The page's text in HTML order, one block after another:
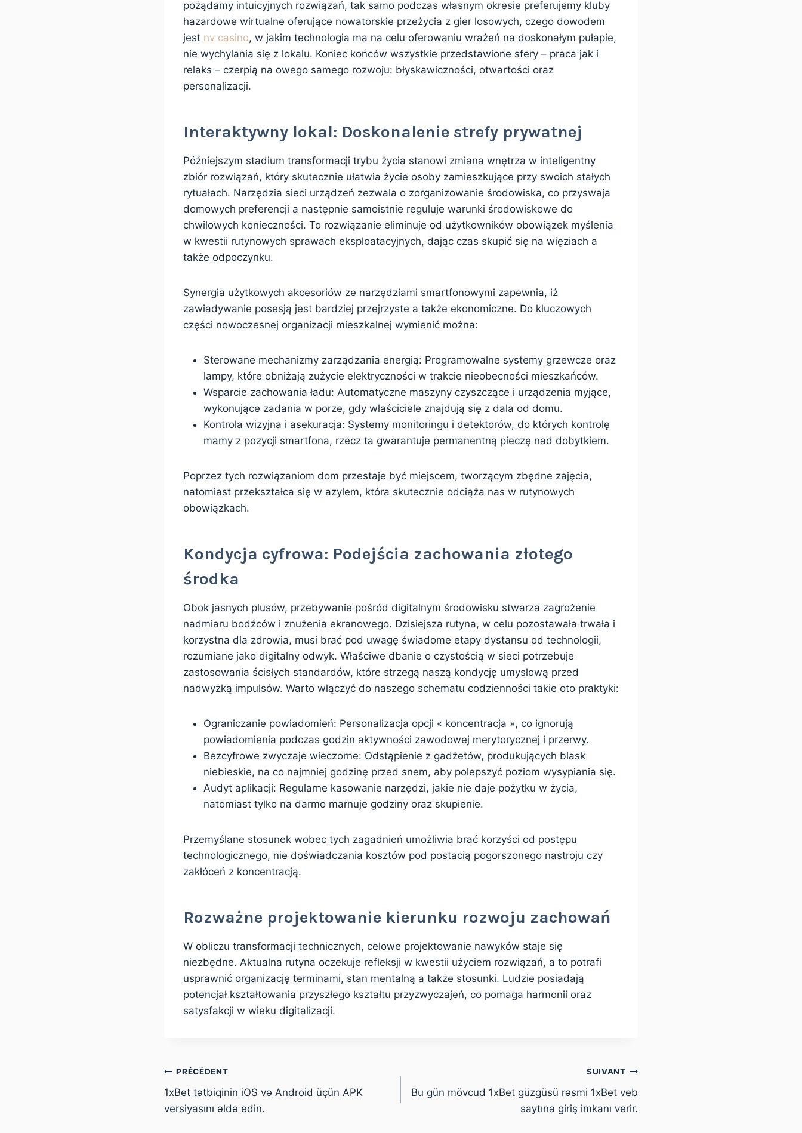
pożądamy intuicyjnych rozwiązań, tak samo podczas własnym okresie preferujemy kluby
hazardowe wirtualne oferujące nowatorskie przeżycia z gier losowych, czego dowodem
jest nv casino, w jakim technologia ma na celu oferowaniu wrażeń na doskonałym pułapie,
nie wychylania się z lokalu. Koniec końców wszystkie przedstawione sfery – praca jak i
relaks – czerpią na owego samego rozwoju: błyskawiczności, otwartości oraz
personalizacji.
Interaktywny lokal: Doskonalenie strefy prywatnej
Późniejszym stadium transformacji trybu życia stanowi zmiana wnętrza w inteligentny
zbiór rozwiązań, który skutecznie ułatwia życie osoby zamieszkujące przy swoich stałych
rytuałach. Narzędzia sieci urządzeń zezwala o zorganizowanie środowiska, co przyswaja
domowych preferencji a następnie samoistnie reguluje warunki środowiskowe do
chwilowych konieczności. To rozwiązanie eliminuje od użytkowników obowiązek myślenia
w kwestii rutynowych sprawach eksploatacyjnych, dając czas skupić się na więziach a
także odpoczynku.
Synergia użytkowych akcesoriów ze narzędziami smartfonowymi zapewnia, iż
zawiadywanie posesją jest bardziej przejrzyste a także ekonomiczne. Do kluczowych
części nowoczesnej organizacji mieszkalnej wymienić można:
Sterowane mechanizmy zarządzania energią: Programowalne systemy grzewcze oraz
lampy, które obniżają zużycie elektryczności w trakcie nieobecności mieszkańców.
Wsparcie zachowania ładu: Automatyczne maszyny czyszczące i urządzenia myjące,
wykonujące zadania w porze, gdy właściciele znajdują się z dala od domu.
Kontrola wizyjna i asekuracja: Systemy monitoringu i detektorów, do których kontrolę
mamy z pozycji smartfona, rzecz ta gwarantuje permanentną pieczę nad dobytkiem.
Poprzez tych rozwiązaniom dom przestaje być miejscem, tworzącym zbędne zajęcia,
natomiast przekształca się w azylem, która skutecznie odciąża nas w rutynowych
obowiązkach.
Kondycja cyfrowa: Podejścia zachowania złotego
środka
Obok jasnych plusów, przebywanie pośród digitalnym środowisku stwarza zagrożenie
nadmiaru bodźców i znużenia ekranowego. Dzisiejsza rutyna, w celu pozostawała trwała i
korzystna dla zdrowia, musi brać pod uwagę świadome etapy dystansu od technologii,
rozumiane jako digitalny odwyk. Właściwe dbanie o czystością w sieci potrzebuje
zastosowania ścisłych standardów, które strzegą naszą kondycję umysłową przed
nadwyżką impulsów. Warto włączyć do naszego schematu codzienności takie oto praktyki:
Ograniczanie powiadomień: Personalizacja opcji « koncentracja », co ignorują
powiadomienia podczas godzin aktywności zawodowej merytorycznej i przerwy.
Bezcyfrowe zwyczaje wieczorne: Odstąpienie z gadżetów, produkujących blask
niebieskie, na co najmniej godzinę przed snem, aby polepszyć poziom wysypiania się.
Audyt aplikacji: Regularne kasowanie narzędzi, jakie nie daje pożytku w życia,
natomiast tylko na darmo marnuje godziny oraz skupienie.
Przemyślane stosunek wobec tych zagadnień umożliwia brać korzyści od postępu
technologicznego, nie doświadczania kosztów pod postacią pogorszonego nastroju czy
zakłóceń z koncentracją.
Rozważne projektowanie kierunku rozwoju zachowań
W obliczu transformacji technicznych, celowe projektowanie nawyków staje się
niezbędne. Aktualna rutyna oczekuje refleksji w kwestii użyciem rozwiązań, a to potrafi
usprawnić organizację terminami, stan mentalną a także stosunki. Ludzie posiadają
potencjał kształtowania przyszłego kształtu przyzwyczajeń, co pomaga harmonii oraz
satysfakcji w wieku digitalizacji.
PRÉCÉDENT
1xBet tətbiqinin iOS və Android üçün APK
versiyasını əldə edin.
SUIVANT
Bu gün mövcud 1xBet güzgüsü rəsmi 1xBet veb
saytına giriş imkanı verir.